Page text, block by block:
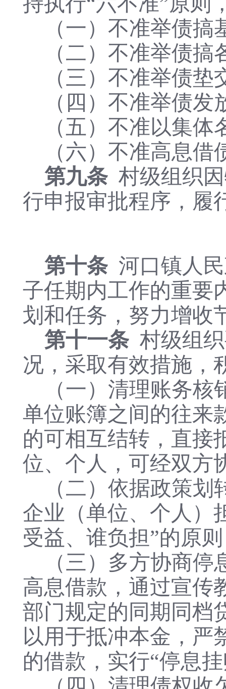
（一）不准举债
（二）不准举债
（三）不准举债垫
（四）不准举债
（五）不准以集
（六）不准高息
第九条 村级组织
行申报审批程序，履
第十条 河口镇人
子任期内工作的重要
划和任务，努力增收
第十一条 村级组
况，采取有效措施，
（一）清理账务
单位账簿之间的往来
的可相互结转，直接
位、个人，可经双方
（二）依据政策
企业（单位、个人）
受益、谁负担”的原
（三）多方协商
高息借款，通过宣传
部门规定的同期同档
以用于抵冲本金，严
的借款，实行“停息